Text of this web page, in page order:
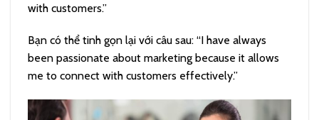
with customers.”
Bạn có thể tinh gọn lại với câu sau: “I have always
been passionate about marketing because it allows
me to connect with customers effectively.”